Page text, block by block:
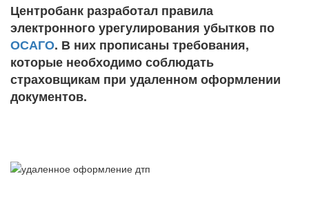
Центробанк разработал правила
электронного урегулирования убытков по
ОСАГО. В них прописаны требования,
которые необходимо соблюдать
страховщикам при удаленном оформлении
документов.